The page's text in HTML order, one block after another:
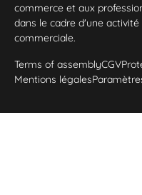
commerce et aux
dans le cadre d'une
commerciale.
Terms of assemblyCGV
Mentions légales